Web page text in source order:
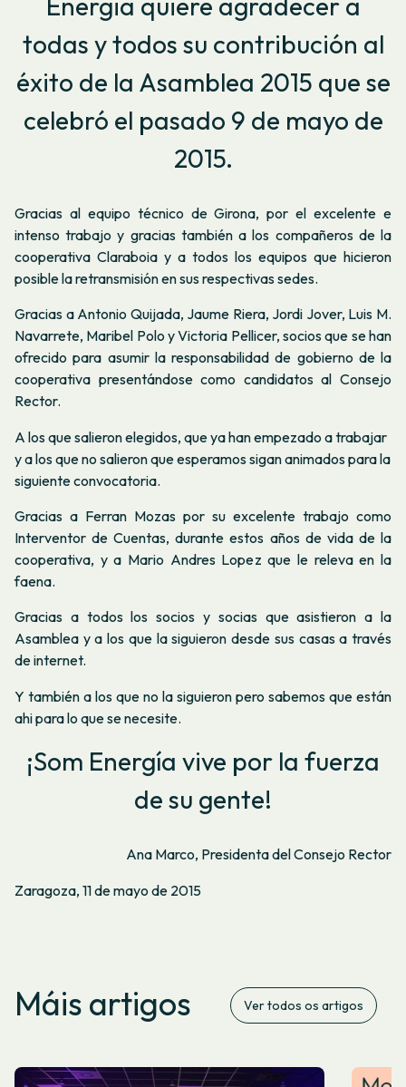
todas y todos su contribución al
éxito de la Asamblea 2015 que se
celebró el pasado 9 de mayo de
2015.
Gracias al equipo técnico de Girona, por el excelente e
intenso trabajo y gracias también a los compañeros de la
cooperativa Claraboia y a todos los equipos que hicieron
posible la retransmisión en sus respectivas sedes.
Gracias a Antonio Quijada, Jaume Riera, Jordi Jover, Luis M.
Navarrete, Maribel Polo y Victoria Pellicer, socios que se han
ofrecido para asumir la responsabilidad de gobierno de la
cooperativa presentándose como candidatos al Consejo
Rector.
A los que salieron elegidos, que ya han empezado a trabajar
y a los que no salieron que esperamos sigan animados para la
siguiente convocatoria.
Gracias a Ferran Mozas por su excelente trabajo como
Interventor de Cuentas, durante estos años de vida de la
cooperativa, y a Mario Andres Lopez que le releva en la
faena.
Gracias a todos los socios y socias que asistieron a la
Asamblea y a los que la siguieron desde sus casas a través
de internet.
Y también a los que no la siguieron pero sabemos que están
ahi para lo que se necesite.
¡Som Energía vive por la fuerza
de su gente!
Ana Marco, Presidenta del Consejo Rector
Zaragoza, 11 de mayo de 2015
Máis artigos Ver todos os artigos